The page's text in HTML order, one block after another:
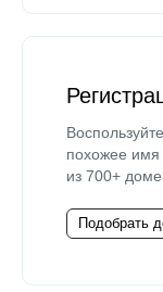
похожее имя
из 700+
Подобрать